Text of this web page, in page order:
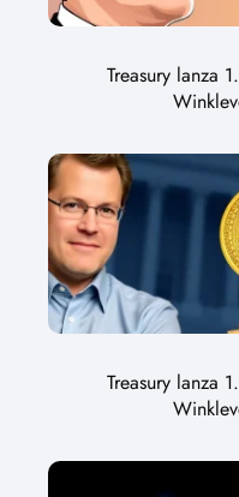
Treasury lanza
Treasury lanza